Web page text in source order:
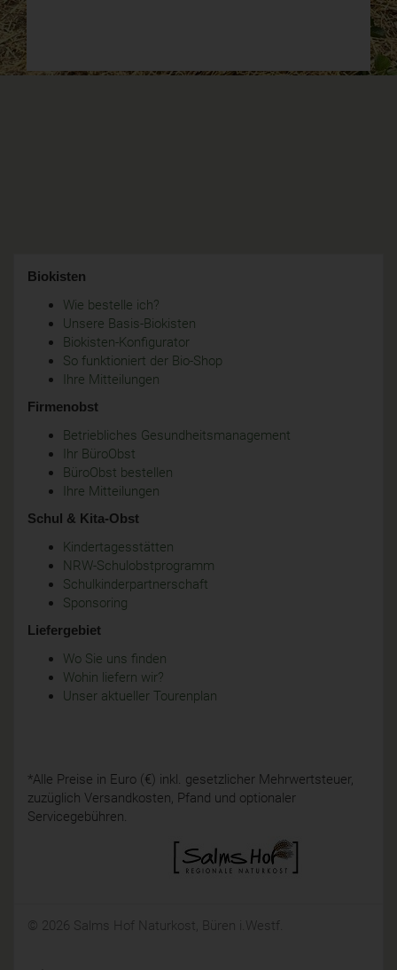
Biokisten
Wie bestelle ich?
Unsere Basis-Biokisten
Biokisten-Konfigurator
So funktioniert der Bio-Shop
Ihre Mitteilungen
Firmenobst
Betriebliches Gesundheitsmanagement
Ihr BüroObst
BüroObst bestellen
Ihre Mitteilungen
Schul & Kita-Obst
Kindertagesstätten
NRW-Schulobstprogramm
Schulkinderpartnerschaft
Sponsoring
Liefergebiet
Wo Sie uns finden
Wohin liefern wir?
Unser aktueller Tourenplan
*Alle Preise in Euro (€) inkl. gesetzlicher Mehrwertsteuer,
zuzüglich Versandkosten, Pfand und optionaler
Servicegebühren.
© 2026 Salms Hof Naturkost, Büren i.Westf.